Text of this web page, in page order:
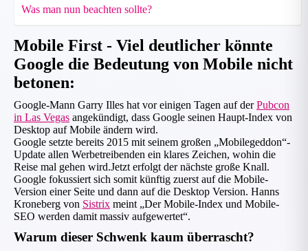
Was man nun beachten sollte?
Mobile First - Viel deutlicher könnte
Google die Bedeutung von Mobile nicht
betonen:
Google-Mann Garry Illes hat vor einigen Tagen auf derPubcon
in Las Vegas angekündigt, dass Google seinen Haupt-Index von
Desktop auf Mobile ändern wird.
Google setzte bereits 2015 mit seinem großen „Mobilegeddon“-
Update allen Werbetreibenden ein klares Zeichen, wohin die
Reise mal gehen wird.Jetzt erfolgt der nächste große Knall.
Google fokussiert sich somit künftig zuerst auf die Mobile-
Version einer Seite und dann auf die Desktop Version. Hanns
Kroneberg von Sistrix meint „Der Mobile-Index und Mobile-
SEO werden damit massiv aufgewertet“.
Warum dieser Schwenk kaum überrascht?